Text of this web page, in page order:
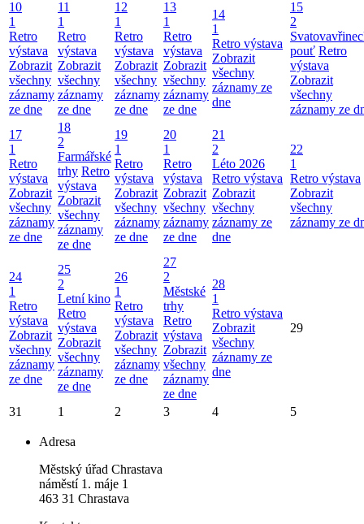
10
1
Retro
výstava
Zobrazit
všechny
záznamy
ze dne
11
1
Retro
výstava
Zobrazit
všechny
záznamy
ze dne
12
1
Retro
výstava
Zobrazit
všechny
záznamy
ze dne
13
1
Retro
výstava
Zobrazit
všechny
záznamy
ze dne
14
1
Retro výstava
Zobrazit
všechny
záznamy ze
dne
15
2
pouť Retro
výstava
Zobrazit
všechny
záznamy ze
17
1
Retro
výstava
Zobrazit
všechny
záznamy
ze dne
18
2
Farmářské
trhy Retro
výstava
Zobrazit
všechny
záznamy
ze dne
19
1
Retro
výstava
Zobrazit
všechny
záznamy
ze dne
20
1
Retro
výstava
Zobrazit
všechny
záznamy
ze dne
21
2
Léto 2026
Retro výstava
Zobrazit
všechny
záznamy ze
dne
22
1
Retro výstava
Zobrazit
všechny
záznamy ze
24
1
Retro
výstava
Zobrazit
všechny
záznamy
ze dne
25
2
Letní kino
Retro
výstava
Zobrazit
všechny
záznamy
ze dne
26
1
Retro
výstava
Zobrazit
všechny
záznamy
ze dne
27
2
Městské
trhy
Retro
výstava
Zobrazit
všechny
záznamy
ze dne
28
1
Retro výstava
Zobrazit
všechny
záznamy ze
dne
29
31 1 2 3 4 5
Adresa
Městský úřad Chrastava
náměstí 1. máje 1
463 31 Chrastava